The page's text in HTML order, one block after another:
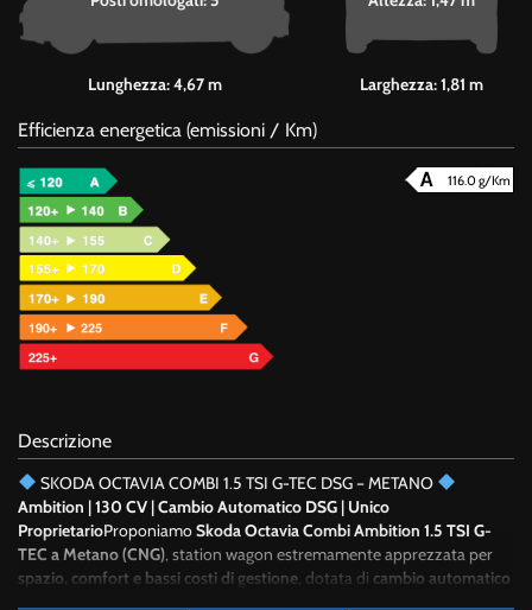
Lunghezza: 4,67 m Larghezza: 1,81 m
Efficienza energetica (emissioni / Km)
116.0 g/Km
Descrizione
SKODA OCTAVIA COMBI 1.5 TSI G-TEC DSG – METANO
Ambition | 130 CV | Cambio Automatico DSG | Unico
ProprietarioProponiamoSkoda Octavia Combi Ambition 1.5 TSI G-
TEC a Metano (CNG), station wagon estremamente apprezzata per
spazio, comfort e bassi costi di gestione , dotata di cambio automatico